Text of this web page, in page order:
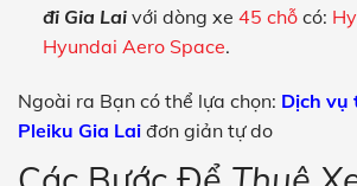
đi Gia Lai với dòng xe 45 chỗcó:
Hyundai Aero Space.
Ngoài ra Bạn có thể lựa chọn: Dịch vụ
Pleiku Gia Lai đơn giản tự do